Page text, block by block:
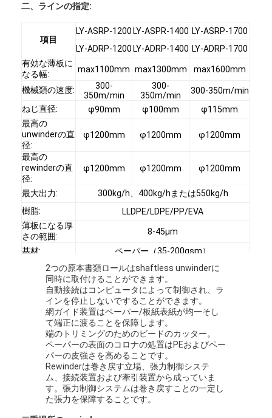
製品
私達について
二、ラインの指定:
項目
LY-ASRP-1200 LY-ASPR-1400 LY-ASRP-1700
LY-ADRP-1200 LY-ADRP-1400 LY-ADRP-1700
有効な薄板に
なる幅:
max1100mm max1300mm max1600mm
機械類の速度:
300-
350m/min
300-
350m/min
300-350m/min
ねじ直径:
φ90mm φ100mm
φ115mm
最高の
unwinderの直
径:
φ1200mm φ1200mm φ1200mm
最高の
rewinderの直
径:
φ1200mm φ1200mm φ1200mm
最大出力:
300kg/h、400kg/hまたは550kg/h
樹脂:
LLDPE/LDPE/PP/EVA
薄板になる厚
さの範囲:
8-45μm
基材:
ペーパー（35-200gsm）
水製造者の温
15°-25°
380V-50Hz （3段階5ワイヤー）
2つの原本書類ロールはshaftless unwinderに
同時に取付けることができます。
自動接続はコンピュータによって制御され、ラ
インを停止しないですることができます。
網ガイド装置はペーパー/板紙表紙が均一そし
て端正に渡ることを保障します。
端のトリミングのためのビードのカッター。
ペーパーの表面のコロナの処置はPEおよびペー
パーの皮強さを高めることです。
Rewinderは巻き戻す立場、張力制御システ
ム、接続装置および牽引装置から成っていま
す。張力制御システムは巻き戻すことの一定し
た張力を保障することです。